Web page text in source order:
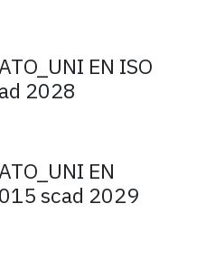
EN ISO
2028
EN
scad 2029